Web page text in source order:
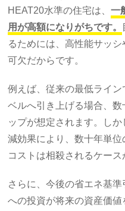
HEAT20水準の住宅は、一
用が高額になりがちです。
るためには、高性能サッ
可欠だからです。
例えば、従来の最低ライ
ベルへ引き上げる場合、
ップが想定されます。し
減効果により、数十年単
コストは相殺されるケース
さらに、今後の省エネ基
への投資が将来の資産価値